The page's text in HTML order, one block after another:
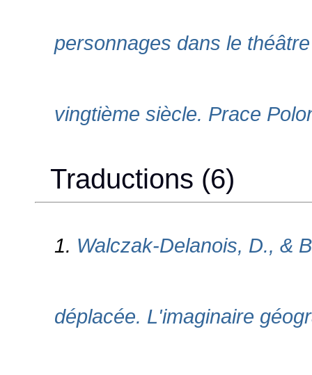
personnages dans le
vingtième siècle. Prace
Traductions (6)
1. Walczak-Delanois, D., &
déplacée. L'imaginaire